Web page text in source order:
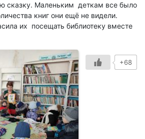
сказку. Маленьким деткам все было
книг они ещё не видели.
их посещать библиотеку вместе
+68